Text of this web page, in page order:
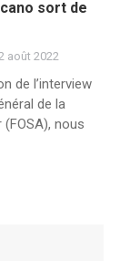
sort de
août 2022
de l’interview
de la
nous